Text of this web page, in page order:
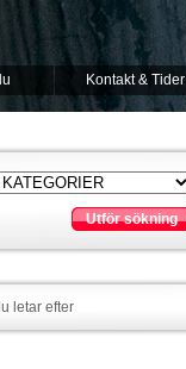
Kontakt & Tider
Utför sökning
letar efter